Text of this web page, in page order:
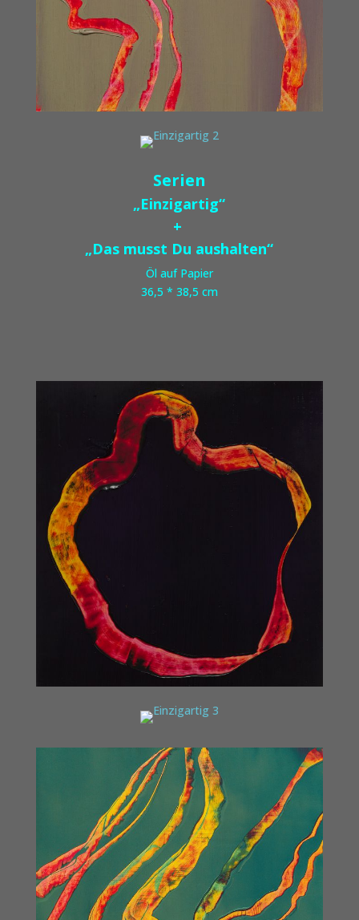
Serien
„Einzigartig“
+
„Das musst Du aushalten“
Öl auf Papier
36,5 * 38,5 cm